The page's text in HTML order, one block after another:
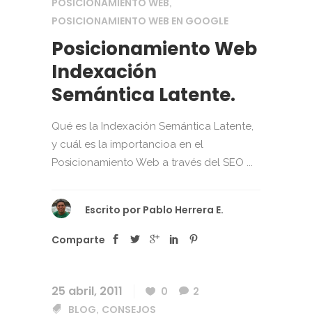
POSICIONAMIENTO WEB,
POSICIONAMIENTO WEB EN GOOGLE
Posicionamiento Web
Indexación
Semántica Latente.
Qué es la Indexación Semántica Latente,
y cuál es la importancioa en el
Posicionamiento Web a través del SEO ...
Escrito por Pablo Herrera E.
Comparte
25 abril, 2011 0
2
BLOG, CONSEJOS